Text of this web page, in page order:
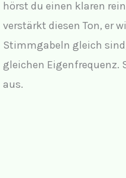
hörst du einen klaren
verstärkt diesen Ton, er
Stimmgabeln gleich
gleichen Eigenfrequenz.
aus.